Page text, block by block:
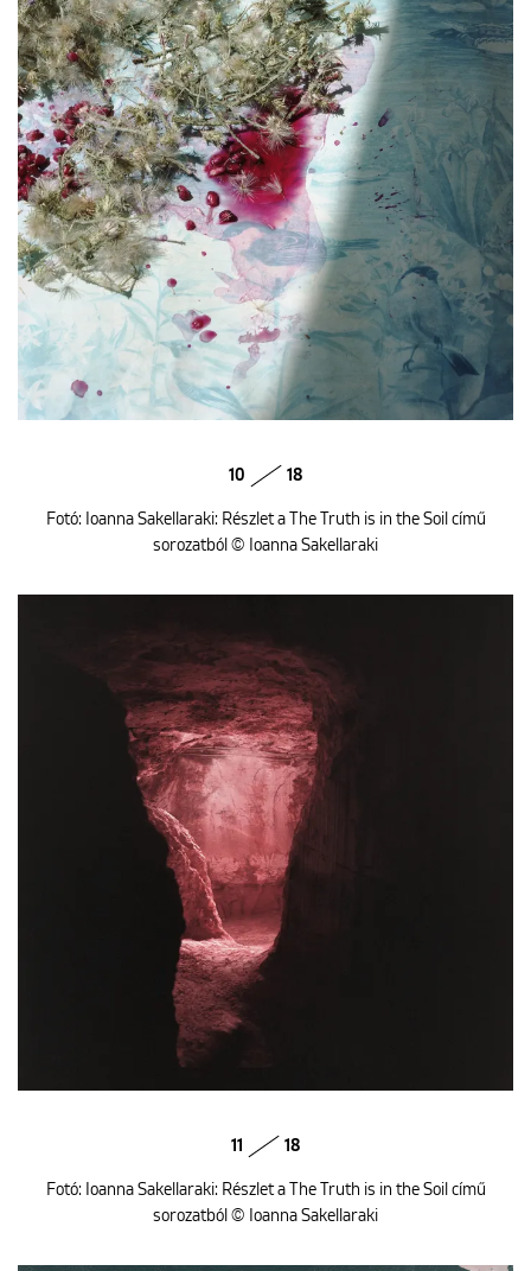
10 18
Fotó: Ioanna Sakellaraki: Részlet a The Truth is in the Soil című
sorozatból © Ioanna Sakellaraki
11 18
Fotó: Ioanna Sakellaraki: Részlet a The Truth is in the Soil című
sorozatból © Ioanna Sakellaraki